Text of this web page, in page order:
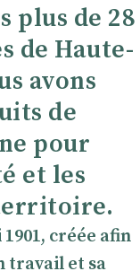
plus de 28
de Haute-
avons
de
pour
et les
créée afin
travail et sa